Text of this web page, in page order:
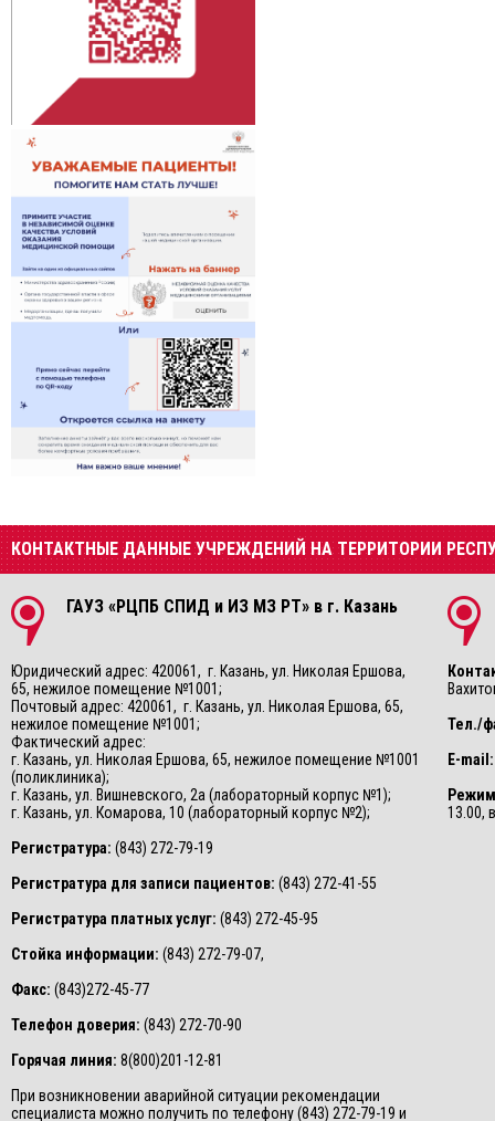
КОНТАКТНЫЕ ДАННЫЕ УЧРЕЖДЕНИЙ НА ТЕРРИТОРИИ
ГАУЗ «РЦПБ СПИД и ИЗ МЗ РТ» в г. Казань
Юридический адрес: 420061, г. Казань, ул. Николая Ершова,
65, нежилое помещение №1001;
Почтовый адрес: 420061, г. Казань, ул. Николая Ершова, 65,
нежилое помещение №1001;
Фактический адрес:
г. Казань, ул. Николая Ершова, 65, нежилое помещение №1001
(поликлиника);
г. Казань, ул. Вишневского, 2а (лабораторный корпус №1);
г. Казань, ул. Комарова, 10 (лабораторный корпус №2);
Регистратура: (843) 272-79-19
Регистратура для записи пациентов: (843) 272-41-55
Регистратура платных услуг: (843) 272-45-95
Стойка информации: (843) 272-79-07,
Факс: (843)272-45-77
Телефон доверия: (843) 272-70-90
Горячая линия: 8(800)201-12-81
При возникновении аварийной ситуации рекомендации
специалиста можно получить по телефону (843) 272-79-19 и
Тел./
E-mail:
13.00,